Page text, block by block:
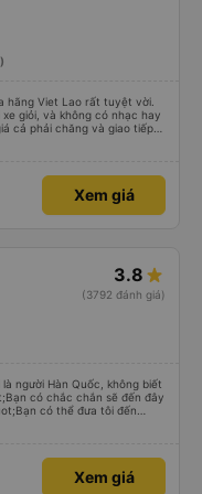
hãng Viet Lao rất tuyệt vời.
giỏi, và không có nhạc hay
cả phải chăng và giao tiếp
bạn nên chọn hãng này.
ăn nhẹ ở một số điểm
điểm dừng, dép nhựa được
vào thùng trước khi lên xe
cân, nhưng vẫn hơi
và giữa.
Xem giá
3.8
(3792 đánh giá)
người Hàn Quốc, không biết
có chắc chắn sẽ đến đây
có thể đưa tôi đến
xế đã quan tâm. của mọi
nghĩ tài xế đã giúp tôi. Nếu
chuyện đó vì nó chắc hẳn
79-05527 rất nhiều tài
Xem giá